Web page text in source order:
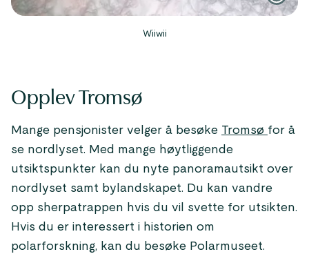
Wiiwii
Opplev Tromsø
Mange pensjonister velger å besøke Tromsø for å
se nordlyset. Med mange høytliggende
utsiktspunkter kan du nyte panoramautsikt over
nordlyset samt bylandskapet. Du kan vandre
opp sherpatrappen hvis du vil svette for utsikten.
Hvis du er interessert i historien om
polarforskning, kan du besøke Polar­museet.